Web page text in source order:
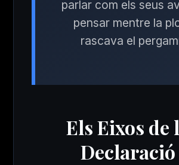
parlar com els seus
pensar mentre la
rascava el
Els Eixos de
Declaració